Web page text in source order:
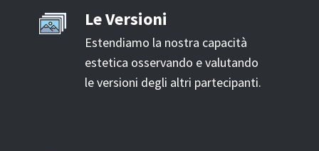
Le Versioni
Estendiamo la nostra capacità
estetica osservando e valutando
le versioni degli altri partecipanti.